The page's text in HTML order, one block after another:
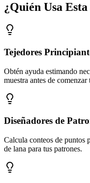
¿Quién Usa
Tejedores
Obtén ayuda estimando
muestra antes de
Diseñadores de
Calcula conteos de puntos
de lana para tus patrones.